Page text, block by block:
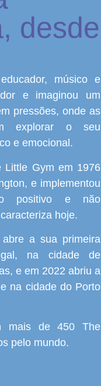
desde
músico e
e imaginou um
pressões, onde as
explorar o seu
e emocional.
Little Gym em 1976
e implementou
positivo e não
hoje.
a sua primeira
na cidade de
e em 2022 abriu a
na cidade do Porto
mais de 450 The
pelo mundo.